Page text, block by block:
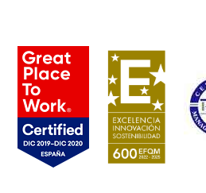
Logos